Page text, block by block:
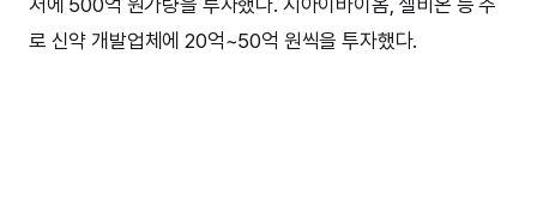
처에 500억 원가량을 투자했다. 지아이바이옴, 셀비온 등 주
로 신약 개발업체에 20억~50억 원씩을 투자했다.